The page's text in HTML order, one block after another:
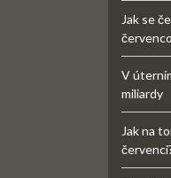
Jak se
V
miliardy
Jak na